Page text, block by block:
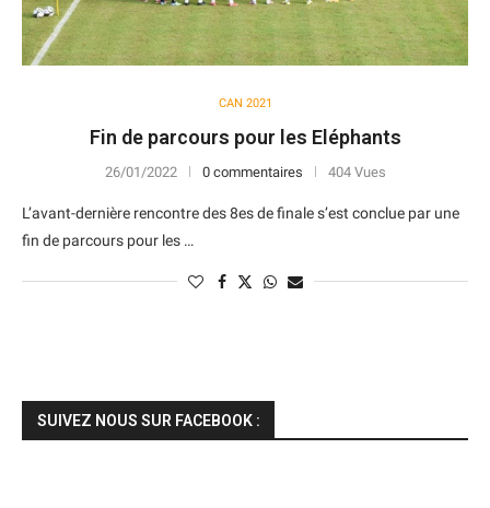
CAN 2021
Fin de parcours pour les Eléphants
26/01/2022 0 commentaires 404 Vues
L’avant-dernière rencontre des 8es de finale s’est conclue par une
fin de parcours pour les …
SUIVEZ NOUS SUR FACEBOOK :